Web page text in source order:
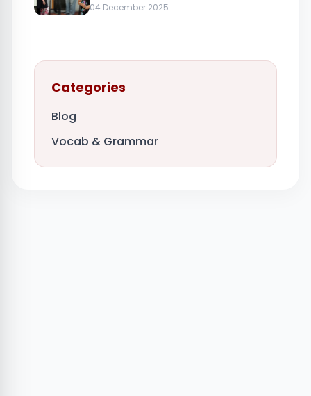
04 December 2025
Categories
Blog
Vocab & Grammar